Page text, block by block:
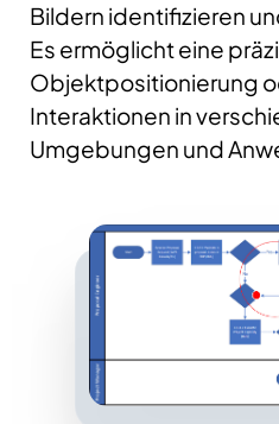
Bildern identifizieren
Es ermöglicht eine
Objektpositionierung
Interaktionen in
Umgebungen und